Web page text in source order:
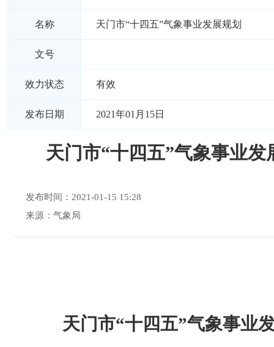
名称 天门市“十四五”气象事业发展规划
文号
效力状态 有效
发布日期 2021年01月15日
天门市“十四五”气象事业发
发布时间：2021-01-15 15:28
来源：气象局
天门市“十四五”气象事业